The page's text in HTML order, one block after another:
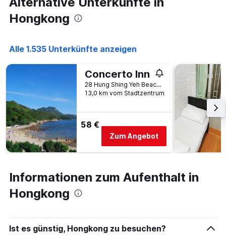
Hongkong
Alle 1.535 Unterkünfte anzeigen
Concerto Inn
28 Hung Shing Yeh Beach, Yung Shue Wan, Hongkong, Hongkong
13,0 km vom Stadtzentrum
58 €
Zum Angebot
Informationen zum Aufenthalt in
Hongkong
Ist es günstig, Hongkong zu besuchen?